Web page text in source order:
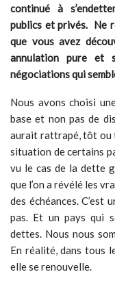
continué à
publics et privés. Ne
que vous avez
annulation pure et
négociations qui
Nous avons choisi
base et non pas de
aurait rattrapé, tôt ou
situation de certains
vu le cas de la dette
que l’on a révélé les
des échéances. C’est
pas. Et un pays qui
dettes. Nous nous
En réalité, dans tous
elle se renouvelle.